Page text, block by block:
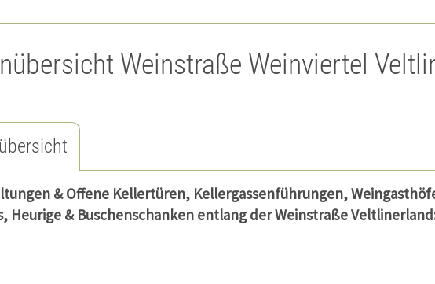
Weinstraße Weinviertel
& Offene Kellertüren, Kellergassenführungen,
Heurige & Buschenschanken entlang der Weinstraße